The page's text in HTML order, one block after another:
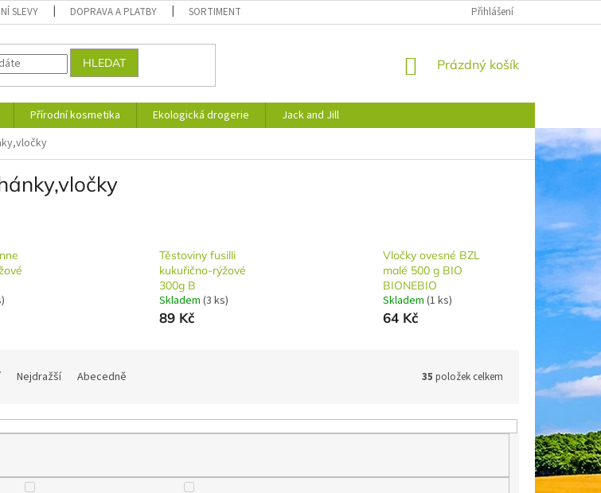
SLEVY DOPRAVA A PLATBY SORTIMENT OBCHODNÍ PODMÍNKY PODMÍNKY
Přihlášení
HLEDAT
NÁKUPNÍ
Prázdný košík
Přírodní kosmetika Ekologická drogerie
Jack and Jill
Těstoviny fusilli
kukuřično-rýžové
300g B
Skladem (3 ks)
89 Kč
Vločky ovesné BZL
malé 500 g BIO
BIONEBIO
Skladem (1 ks)
64 Kč
Nejdražší Abecedně 35 položek celkem